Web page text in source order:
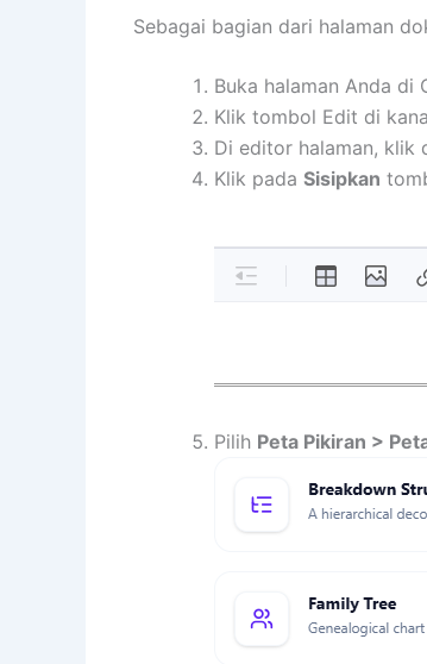
Sebagai bagian dari halaman
Buka halaman Anda di
Klik tombol Edit di
Di editor halaman, klik
Klik pada Sisipkan
Pilih Peta Pikiran >